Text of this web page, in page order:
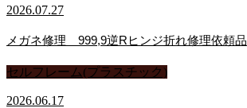
2026.07.27
メガネ修理 999,9逆Rヒンジ折れ修理依頼品
セルフレーム(プラスチック)
2026.06.17